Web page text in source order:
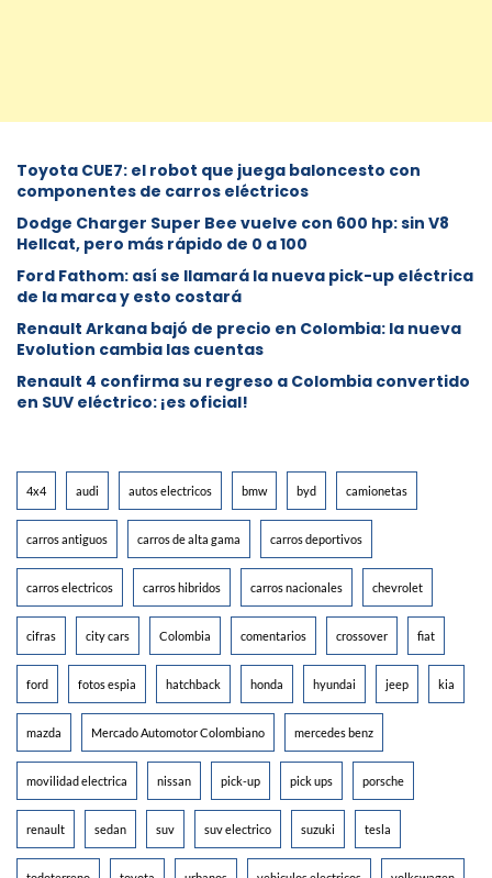
Toyota CUE7: el robot que juega baloncesto con
componentes de carros eléctricos
Dodge Charger Super Bee vuelve con 600 hp: sin V8
Hellcat, pero más rápido de 0 a 100
Ford Fathom: así se llamará la nueva pick-up eléctrica
de la marca y esto costará
Renault Arkana bajó de precio en Colombia: la nueva
Evolution cambia las cuentas
Renault 4 confirma su regreso a Colombia convertido
en SUV eléctrico: ¡es oficial!
4x4 audi autos electricos bmw byd camionetas
carros antiguos carros de alta gama carros deportivos
carros electricos carros hibridos carros nacionales chevrolet
cifras city cars Colombia comentarios crossover fiat
ford fotos espia hatchback honda hyundai jeep kia
mazda Mercado Automotor Colombiano mercedes benz
movilidad electrica nissan pick-up pick ups porsche
renault sedan suv suv electrico suzuki tesla